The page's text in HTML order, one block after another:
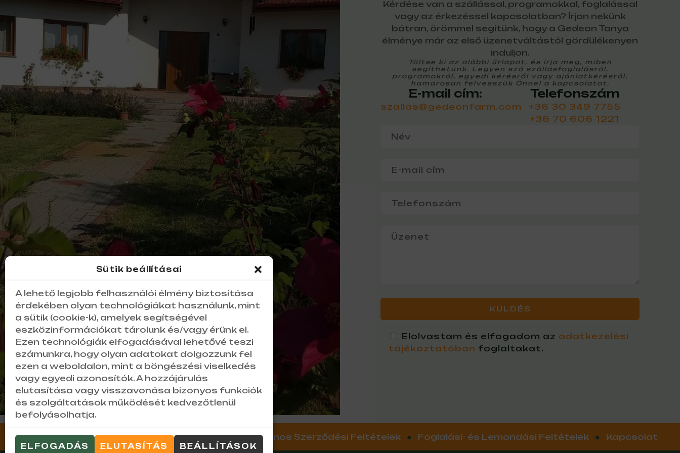
Sütik beállításai
A lehető legjobb felhasználói élmény biztosítása
érdekében olyan technológiákat használunk, mint
a sütik (cookie-k), amelyek segítségével
eszközinformációkat tárolunk és/vagy érünk el.
Ezen technológiák elfogadásával lehetővé teszi
számunkra, hogy olyan adatokat dolgozzunk fel
ezen a weboldalon, mint a böngészési viselkedés
vagy egyedi azonosítók. A hozzájárulás
elutasítása vagy visszavonása bizonyos funkciók
és szolgáltatások működését kedvezőtlenül
befolyásolhatja.
ELFOGADÁS ELUTASÍTÁS BEÁLLÍTÁSOK
Kérdése van a szállással, programokkal, foglalással
vagy az érkezéssel kapcsolatban? Írjon nekünk
bátran, örömmel segítünk, hogy a Gedeon Tanya
élménye már az első üzenetváltástól gördülékenyen
induljon.
Töltse ki az alábbi űrlapot, és írja meg, miben
segíthetünk. Legyen szó szállásfoglalásról,
programokról, egyedi kérésről vagy ajánlatkérésről,
hamarosan felvesszük Önnel a kapcsolatot.
E-mail cím:
szallas@gedeonfarm.com
Telefonszám
+36 30 349 7755
+36 70 606 1221
Elolvastam és elfogadom az adatkezelési
tájékoztatóban foglaltakat.
Impresszum ● Adatkezelési tájékoztató ● Általános Szerződési Feltételek ● Foglalási- és Lemondási Feltételek ● Kapcsolat